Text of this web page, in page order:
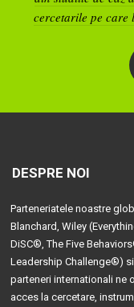
cercetarile pe care
DESPRE NOI
Parteneriatele noastre
Blanchard , Wiley (
DiSC® ,The Five
Leadership Challenge®)
parteneri internationali ne
acces la cercetare,